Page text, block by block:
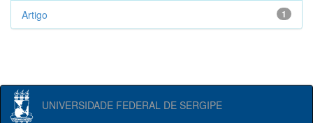
1
Artigo
UNIVERSIDADE FEDERAL DE SERGIPE